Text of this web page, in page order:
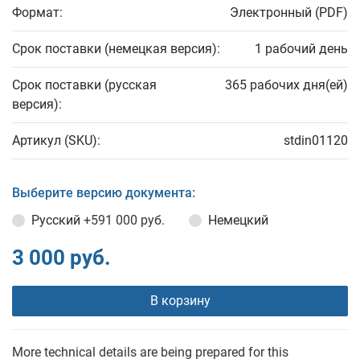
Формат: Электронный (PDF)
Срок поставки (немецкая версия): 1 рабочий день
Срок поставки (русская
версия):
365 рабочих дня(ей)
Артикул (SKU): stdin01120
Выберите версию документа:
Русский +591 000 руб. Немецкий
3 000 руб.
В корзину
More technical details are being prepared for this